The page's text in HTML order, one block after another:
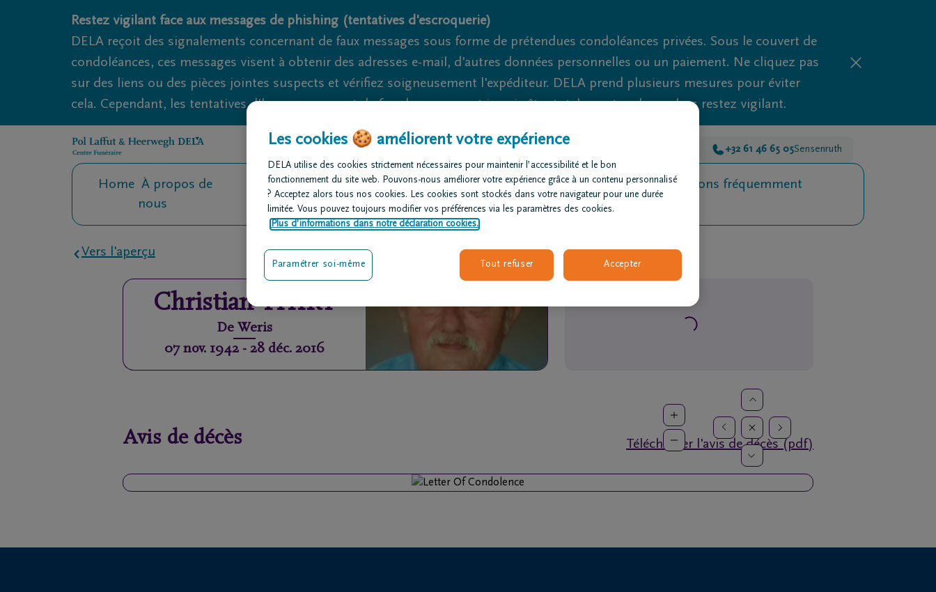
Obituaries.breadcrumbs.SkipLink
Restez vigilant face aux messages de phishing (tentatives d'escroquerie)
DELA reçoit des signalements concernant de faux messages sous forme de prétendues condoléances privées. Sous le couvert de
condoléances, ces messages visent à obtenir des adresses e-mail, d'autres données personnelles ou un paiement. Ne cliquez pas
sur des liens ou des pièces jointes suspects et vérifiez soigneusement l'expéditeur. DELA prend plusieurs mesures pour éviter
cela. Cependant, les tentatives d'hameçonnage et de fraude ne peuvent jamais être totalement exclues, alors restez vigilant.
Nous sommes là pour vous 24h/24 +32 61 46 65 05Sensenruth
Home À propos de
nous
Contact Organiser des
funérailles
Avis de
décès
Nos centres
funéraires
Questions fréquemment
Vers l'aperçu
Christian THIRY
De Weris
07 nov. 1942 -28 déc. 2016
Avis de décès Télécharger l'avis de décès (pdf)
Les cookies 🍪 améliorent votre expérience
DELA utilise des cookies strictement nécessaires pour maintenir l’accessibilité et le bon
fonctionnement du site web. Pouvons-nous améliorer votre expérience grâce à un contenu personnalisé
? Acceptez alors tous nos cookies. Les cookies sont stockés dans votre navigateur pour une durée
limitée. Vous pouvez toujours modifier vos préférences via les paramètres des cookies.
Plus d’informations dans notre déclaration cookies.
Tout refuser Accepter
Paramétrer soi-même